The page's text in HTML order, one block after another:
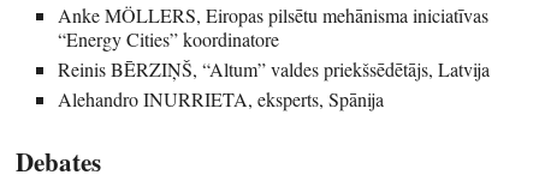
Anke MÖLLERS, Eiropas pilsētu mehānisma iniciatīvas
“Energy Cities” koordinatore
Reinis BĒRZIŅŠ, “Altum” valdes priekšsēdētājs, Latvija
Alehandro INURRIETA, eksperts, Spānija
Debates